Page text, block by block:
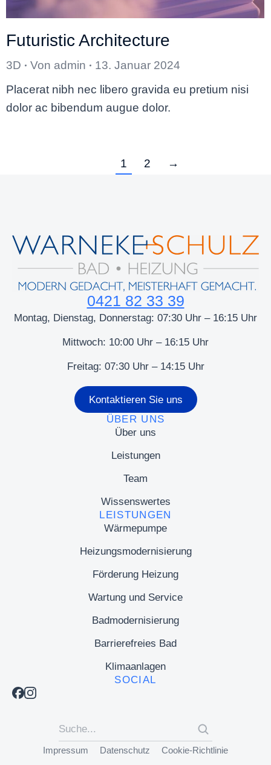
Futuristic Architecture
3D Von admin
13. Januar 2024
Placerat nibh nec libero gravida eu pretium nisi
dolor ac bibendum augue dolor.
1 2 →
0421 82 33 39
Montag, Dienstag, Donnerstag: 07:30 Uhr – 16:15 Uhr
Mittwoch: 10:00 Uhr – 16:15 Uhr
Freitag: 07:30 Uhr – 14:15 Uhr
Kontaktieren Sie uns
ÜBER UNS
Über uns
Leistungen
Team
Wissenswertes
LEISTUNGEN
Wärmepumpe
Heizungsmodernisierung
Förderung Heizung
Wartung und Service
Badmodernisierung
Barrierefreies Bad
Klimaanlagen
SOCIAL
Impressum Datenschutz Cookie-Richtlinie